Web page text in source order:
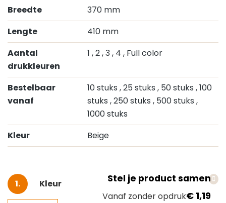
Breedte
370 mm
Lengte
410 mm
Aantal
drukkleuren
1 , 2, 3, 4 , Full color
Bestelbaar
vanaf
10 stuks , 25 stuks , 50 stuks , 100
stuks , 250 stuks , 500 stuks ,
1000 stuks
Kleur
Beige
Stel je product samen
Vanaf zonder opdruk€ 1,19
Selecteer
Kleur